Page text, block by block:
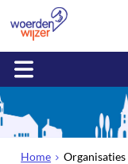
Home Organisaties